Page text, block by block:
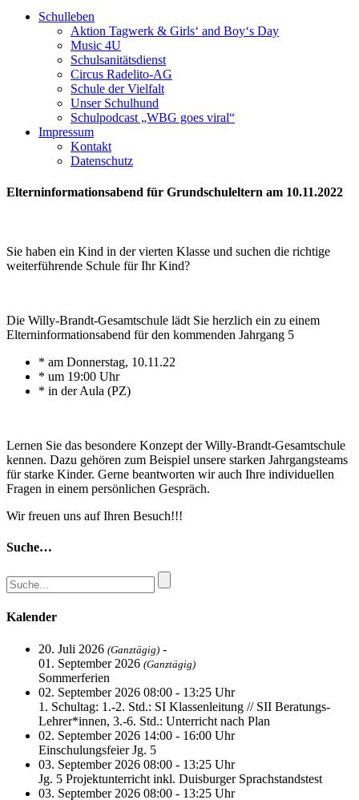
Schulleben
Aktion Tagwerk & Girls‘ and Boy‘s Day
Music 4U
Schulsanitätsdienst
Circus Radelito-AG
Schule der Vielfalt
Unser Schulhund
Schulpodcast „WBG goes viral“
Impressum
Kontakt
Datenschutz
Elterninformationsabend für Grundschuleltern am 10.11.2022
Sie haben ein Kind in der vierten Klasse und suchen die richtige
weiterführende Schule für Ihr Kind?
Die Willy-Brandt-Gesamtschule lädt Sie herzlich ein zu einem
Elterninformationsabend für den kommenden Jahrgang 5
* am Donnerstag, 10.11.22
* um 19:00 Uhr
* in der Aula (PZ)
Lernen Sie das besondere Konzept der Willy-Brandt-Gesamtschule
kennen. Dazu gehören zum Beispiel unsere starken Jahrgangsteams
für starke Kinder. Gerne beantworten wir auch Ihre individuellen
Fragen in einem persönlichen Gespräch.
Wir freuen uns auf Ihren Besuch!!!
Suche…
Kalender
20. Juli 2026 (Ganztägig) -
01. September 2026 (Ganztägig)
Sommerferien
02. September 2026 08:00 - 13:25 Uhr
1. Schultag: 1.-2. Std.: SI Klassenleitung // SII Beratungs-
Lehrer*innen, 3.-6. Std.: Unterricht nach Plan
02. September 2026 14:00 - 16:00 Uhr
Einschulungsfeier Jg. 5
03. September 2026 08:00 - 13:25 Uhr
Jg. 5 Projektunterricht inkl. Duisburger Sprachstandstest
03. September 2026 08:00 - 13:25 Uhr